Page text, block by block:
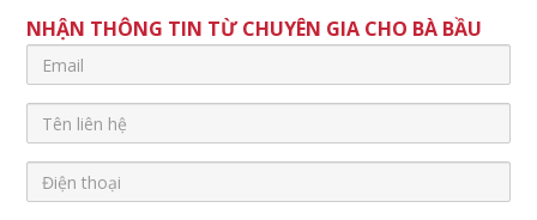
NHẬN THÔNG TIN TỪ CHUYÊN GIA CHO BÀ BẦU